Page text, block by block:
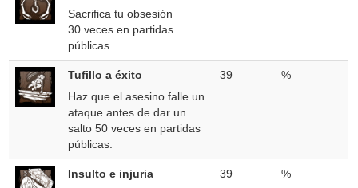
Sacrifica tu obsesión
30 veces en partidas
públicas.
Tufillo a éxito
Haz que el asesino falle un
ataque antes de dar un
salto 50 veces en partidas
públicas.
39 %
Insulto e injuria
39 %